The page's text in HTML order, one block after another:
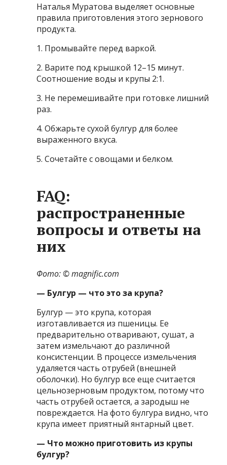
Наталья Муратова выделяет основные
правила приготовления этого зернового
продукта.
1. Промывайте перед варкой.
2. Варите под крышкой 12–15 минут.
Соотношение воды и крупы 2:1.
3. Не перемешивайте при готовке лишний
раз.
4. Обжарьте сухой булгур для более
выраженного вкуса.
5. Сочетайте с овощами и белком.
FAQ:
распространенные
вопросы и ответы на
них
Фото: © magnific.com
— Булгур — что это за крупа?
Булгур — это крупа, которая
изготавливается из пшеницы. Ее
предварительно отваривают, сушат, а
затем измельчают до различной
консистенции. В процессе измельчения
удаляется часть отрубей (внешней
оболочки). Но булгур все еще считается
цельнозерновым продуктом, потому что
часть отрубей остается, а зародыш не
повреждается. На фото булгура видно, что
крупа имеет приятный янтарный цвет.
— Что можно приготовить из крупы
булгур?